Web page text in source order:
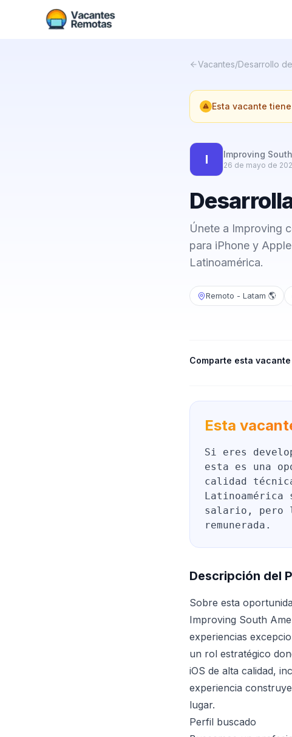
Vacantes/Desarrollo
Esta vacante
I Improving
26 de mayo de
Únete a Improving
para iPhone y
Latinoamérica.
Remoto - Latam 🌎
Comparte esta vacante
Esta
Si eres
esta es una
calidad
salario, pero
remunerada.
Descripción del
Sobre esta
Improving South
experiencias
un rol estratégico
iOS de alta calidad,
experiencia
lugar.
Perfil buscado